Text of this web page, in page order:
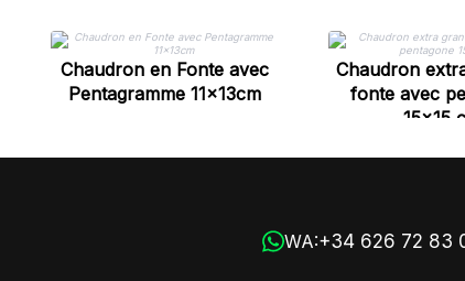
Chaudron en Fonte avec
Pentagramme 11x13cm
Chaudron
fonte avec
15x15
WA:+34 626 72 83